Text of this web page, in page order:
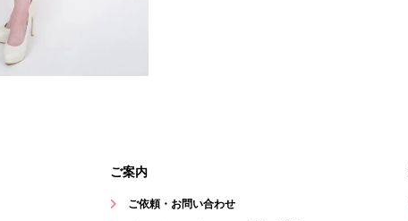
ご案内
ご依頼・お問い合わせ